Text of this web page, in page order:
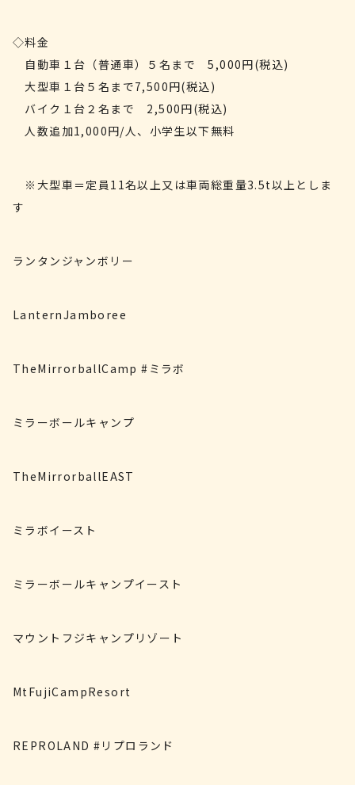
◇料金
自動車１台（普通車）５名まで 5,000円(税込)
大型車１台５名まで7,500円(税込)
バイク１台２名まで 2,500円(税込)
人数追加1,000円/人、小学生以下無料
※大型車＝定員11名以上又は車両総重量3.5t以上としま
す
ランタンジャンボリー
LanternJamboree
TheMirrorballCamp #ミラボ
ミラーボールキャンプ
TheMirrorballEAST
ミラボイースト
ミラーボールキャンプイースト
マウントフジキャンプリゾート
MtFujiCampResort
REPROLAND #リプロランド